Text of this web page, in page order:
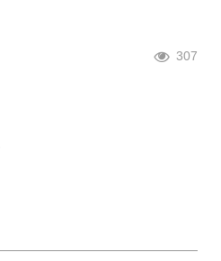
307